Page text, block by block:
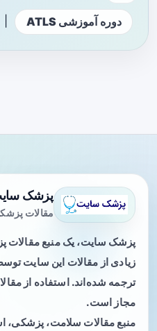
دوره آموزشی ATLS
پزشک
مقالات
پزشک سایت، یک منبع
زیادی از مقالات این سایت
ترجمه شده‌اند. استفاده از
مجاز است.
منبع مقالات سلامت، پزشکی،